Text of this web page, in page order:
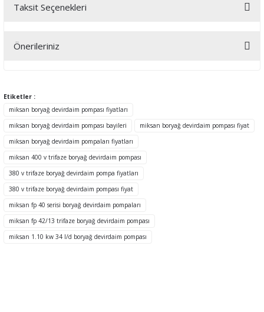
Bu ürüne ilk yorumu siz yapın!
Taksit Seçenekleri
Önerileriniz
tarafımıza iletebilirsiniz.
Görüş ve önerileriniz için teşekkür ederiz.
Ürün açıklamasında eksik bilgiler bulunuyor.
Ürün bilgilerinde hatalar bulunuyor.
Ürün fiyatı diğer sitelerden daha pahalı.
Bu ürüne benzer farklı alternatifler olmalı.
Etiketler :
miksan boryağ devirdaim pompası fiyatları
miksan boryağ devirdaim pompası bayileri
miksan boryağ devirdaim pompası fiyat
miksan boryağ devirdaim pompaları fiyatları
miksan 400 v trifaze boryağ devirdaim pompası
380 v trifaze boryağ devirdaim pompa fiyatları
380 v trifaze boryağ devirdaim pompası fiyat
miksan fp 40 serisi boryağ devirdaim pompaları
miksan fp 42/13 trifaze boryağ devirdaim pompası
miksan 1.10 kw 34 l/d boryağ devirdaim pompası